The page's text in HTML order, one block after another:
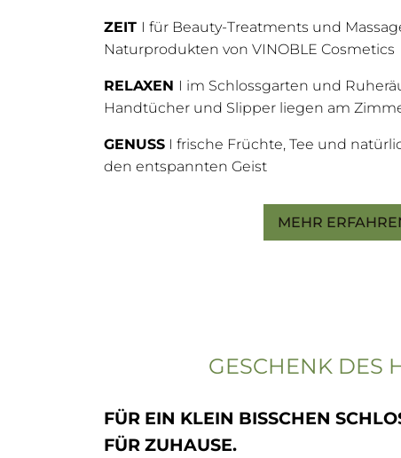
ZEIT I für Beauty-Treatments und
Naturprodukten von VINOBLE Cosmetics
RELAXEN I im Schlossgarten und
Handtücher und Slipper liegen am
GENUSS I frische Früchte, Tee und
den entspannten Geist
MEHR
GESCHENK DES
FÜR EIN KLEIN BISSCHEN
FÜR ZUHAUSE.